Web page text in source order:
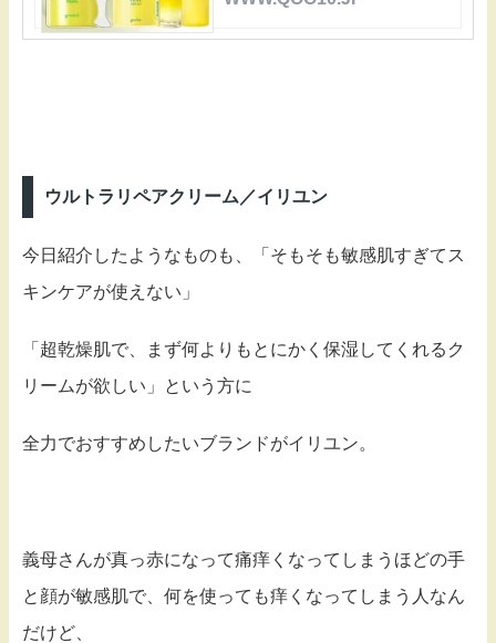
ウルトラリペアクリーム／イリユン
今日紹介したようなものも、「そもそも敏感肌すぎてス
キンケアが使えない」
「超乾燥肌で、まず何よりもとにかく保湿してくれるク
リームが欲しい」という方に
全力でおすすめしたいブランドがイリユン。
義母さんが真っ赤になって痛痒くなってしまうほどの手
と顔が敏感肌で、何を使っても痒くなってしまう人なん
だけど、